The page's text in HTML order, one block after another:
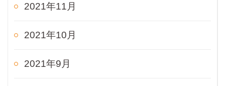
2021年11月
2021年10月
2021年9月